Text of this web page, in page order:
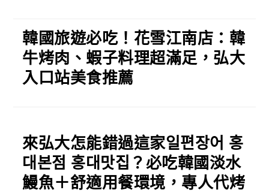
韓國旅遊必吃！花雪江南店：韓
牛烤肉、蝦子料理超滿足，弘大
入口站美食推薦
來弘大怎能錯過這家일편장어 홍
대본점 홍대맛집？必吃韓國淡水
鰻魚＋舒適用餐環境，專人代烤